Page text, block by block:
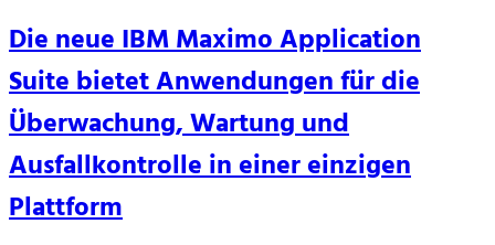
Die neue IBM Maximo Application
Suite bietet Anwendungen für die
Überwachung, Wartung und
Ausfallkontrolle in einer einzigen
Plattform